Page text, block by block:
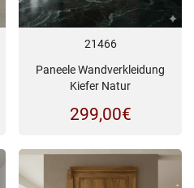
21466
Paneele Wandverkleidung
Kiefer Natur
299,00€